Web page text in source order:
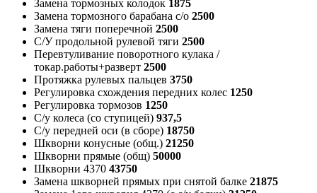
Замена тормозных колодок 1875
Замена тормозного барабана с/о 2500
Замена тяги поперечной 2500
С/У продольной рулевой тяги 2500
Перевтуливание поворотного кулака /
токар.работы+разверт 2500
Протяжка рулевых пальцев 3750
Регулировка схождения передних колес 1250
Регулировка тормозов 1250
С/у колеса (со ступицей) 937,5
С/у передней оси (в сборе) 18750
Шкворни конусные (общ.) 21250
Шкворни прямые (общ) 50000
Шкворни 4370 43750
Замена шкворней прямых при снятой балке 21875